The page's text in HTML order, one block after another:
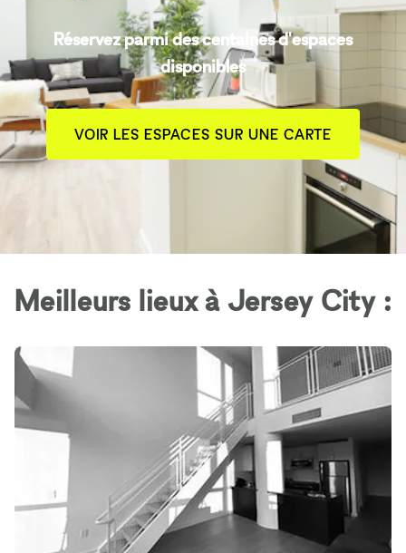
Réservez parmi des centaines d'espaces
disponibles
VOIR LES ESPACES SUR UNE CARTE
Meilleurs lieux à Jersey City :